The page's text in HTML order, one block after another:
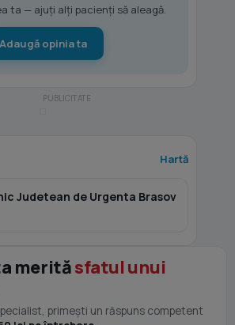
ta — ajuți alți pacienți să aleagă.
Adaugă opinia ta
Hartă
Judetean de Urgenta Brasov
merităsfatul unui
primești un răspuns competent